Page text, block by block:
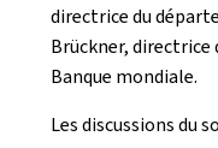
directrice du
Brückner,
Banque mondiale.
Les discussions du